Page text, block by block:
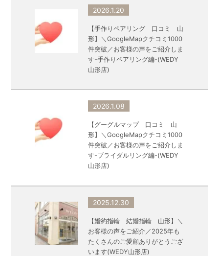
2026.1.20
【手作りペアリング 口コミ 山
形】＼GoogleMapクチコミ1000
件突破／お客様の声をご紹介しま
す-手作りペアリング編-(WEDY
山形店)
2026.1.08
【グーグルマップ 口コミ 山
形】＼GoogleMapクチコミ1000
件突破／お客様の声をご紹介しま
す-ブライダルリング編-(WEDY
山形店)
2025.12.30
【婚約指輪 結婚指輪 山形】＼
お客様の声をご紹介／2025年も
たくさんのご愛顧ありがとうござ
います(WEDY山形店)